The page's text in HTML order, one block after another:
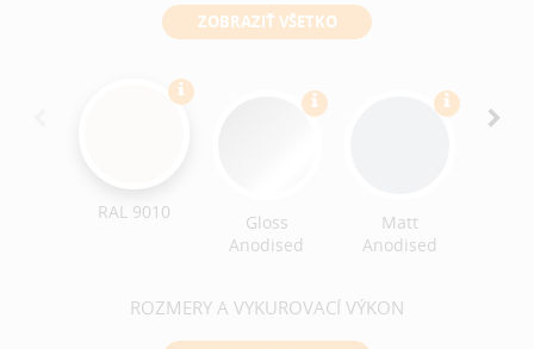
ZOBRAZIŤ VŠETKO
RAL 9010
Gloss
Anodised
Matt
Anodised
ROZMERY A VYKUROVACÍ VÝKON